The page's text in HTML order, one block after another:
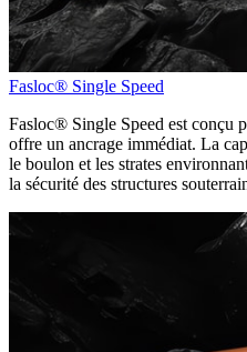
Fasloc® Single Speed
Fasloc® Single Speed est conçu
offre un ancrage immédiat. La
le boulon et les strates
la sécurité des structures